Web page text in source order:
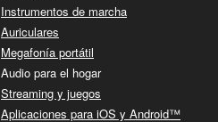
Instrumentos de marcha
Auriculares
Megafonía portátil
Audio para el hogar
Streaming y juegos
Aplicaciones para iOS y Android™